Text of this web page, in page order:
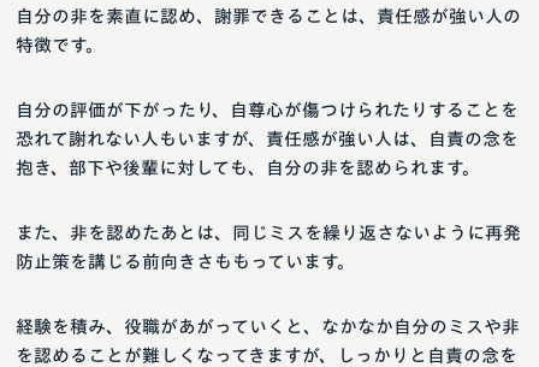
自分の非を素直に認め、謝罪できることは、責任感が強い人の
特徴です。
自分の評価が下がったり、自尊心が傷つけられたりすることを
恐れて謝れない人もいますが、責任感が強い人は、自責の念を
抱き、部下や後輩に対しても、自分の非を認められます。
また、非を認めたあとは、同じミスを繰り返さないように再発
防止策を講じる前向きさももっています。
経験を積み、役職があがっていくと、なかなか自分のミスや非
を認めることが難しくなってきますが、しっかりと自責の念を